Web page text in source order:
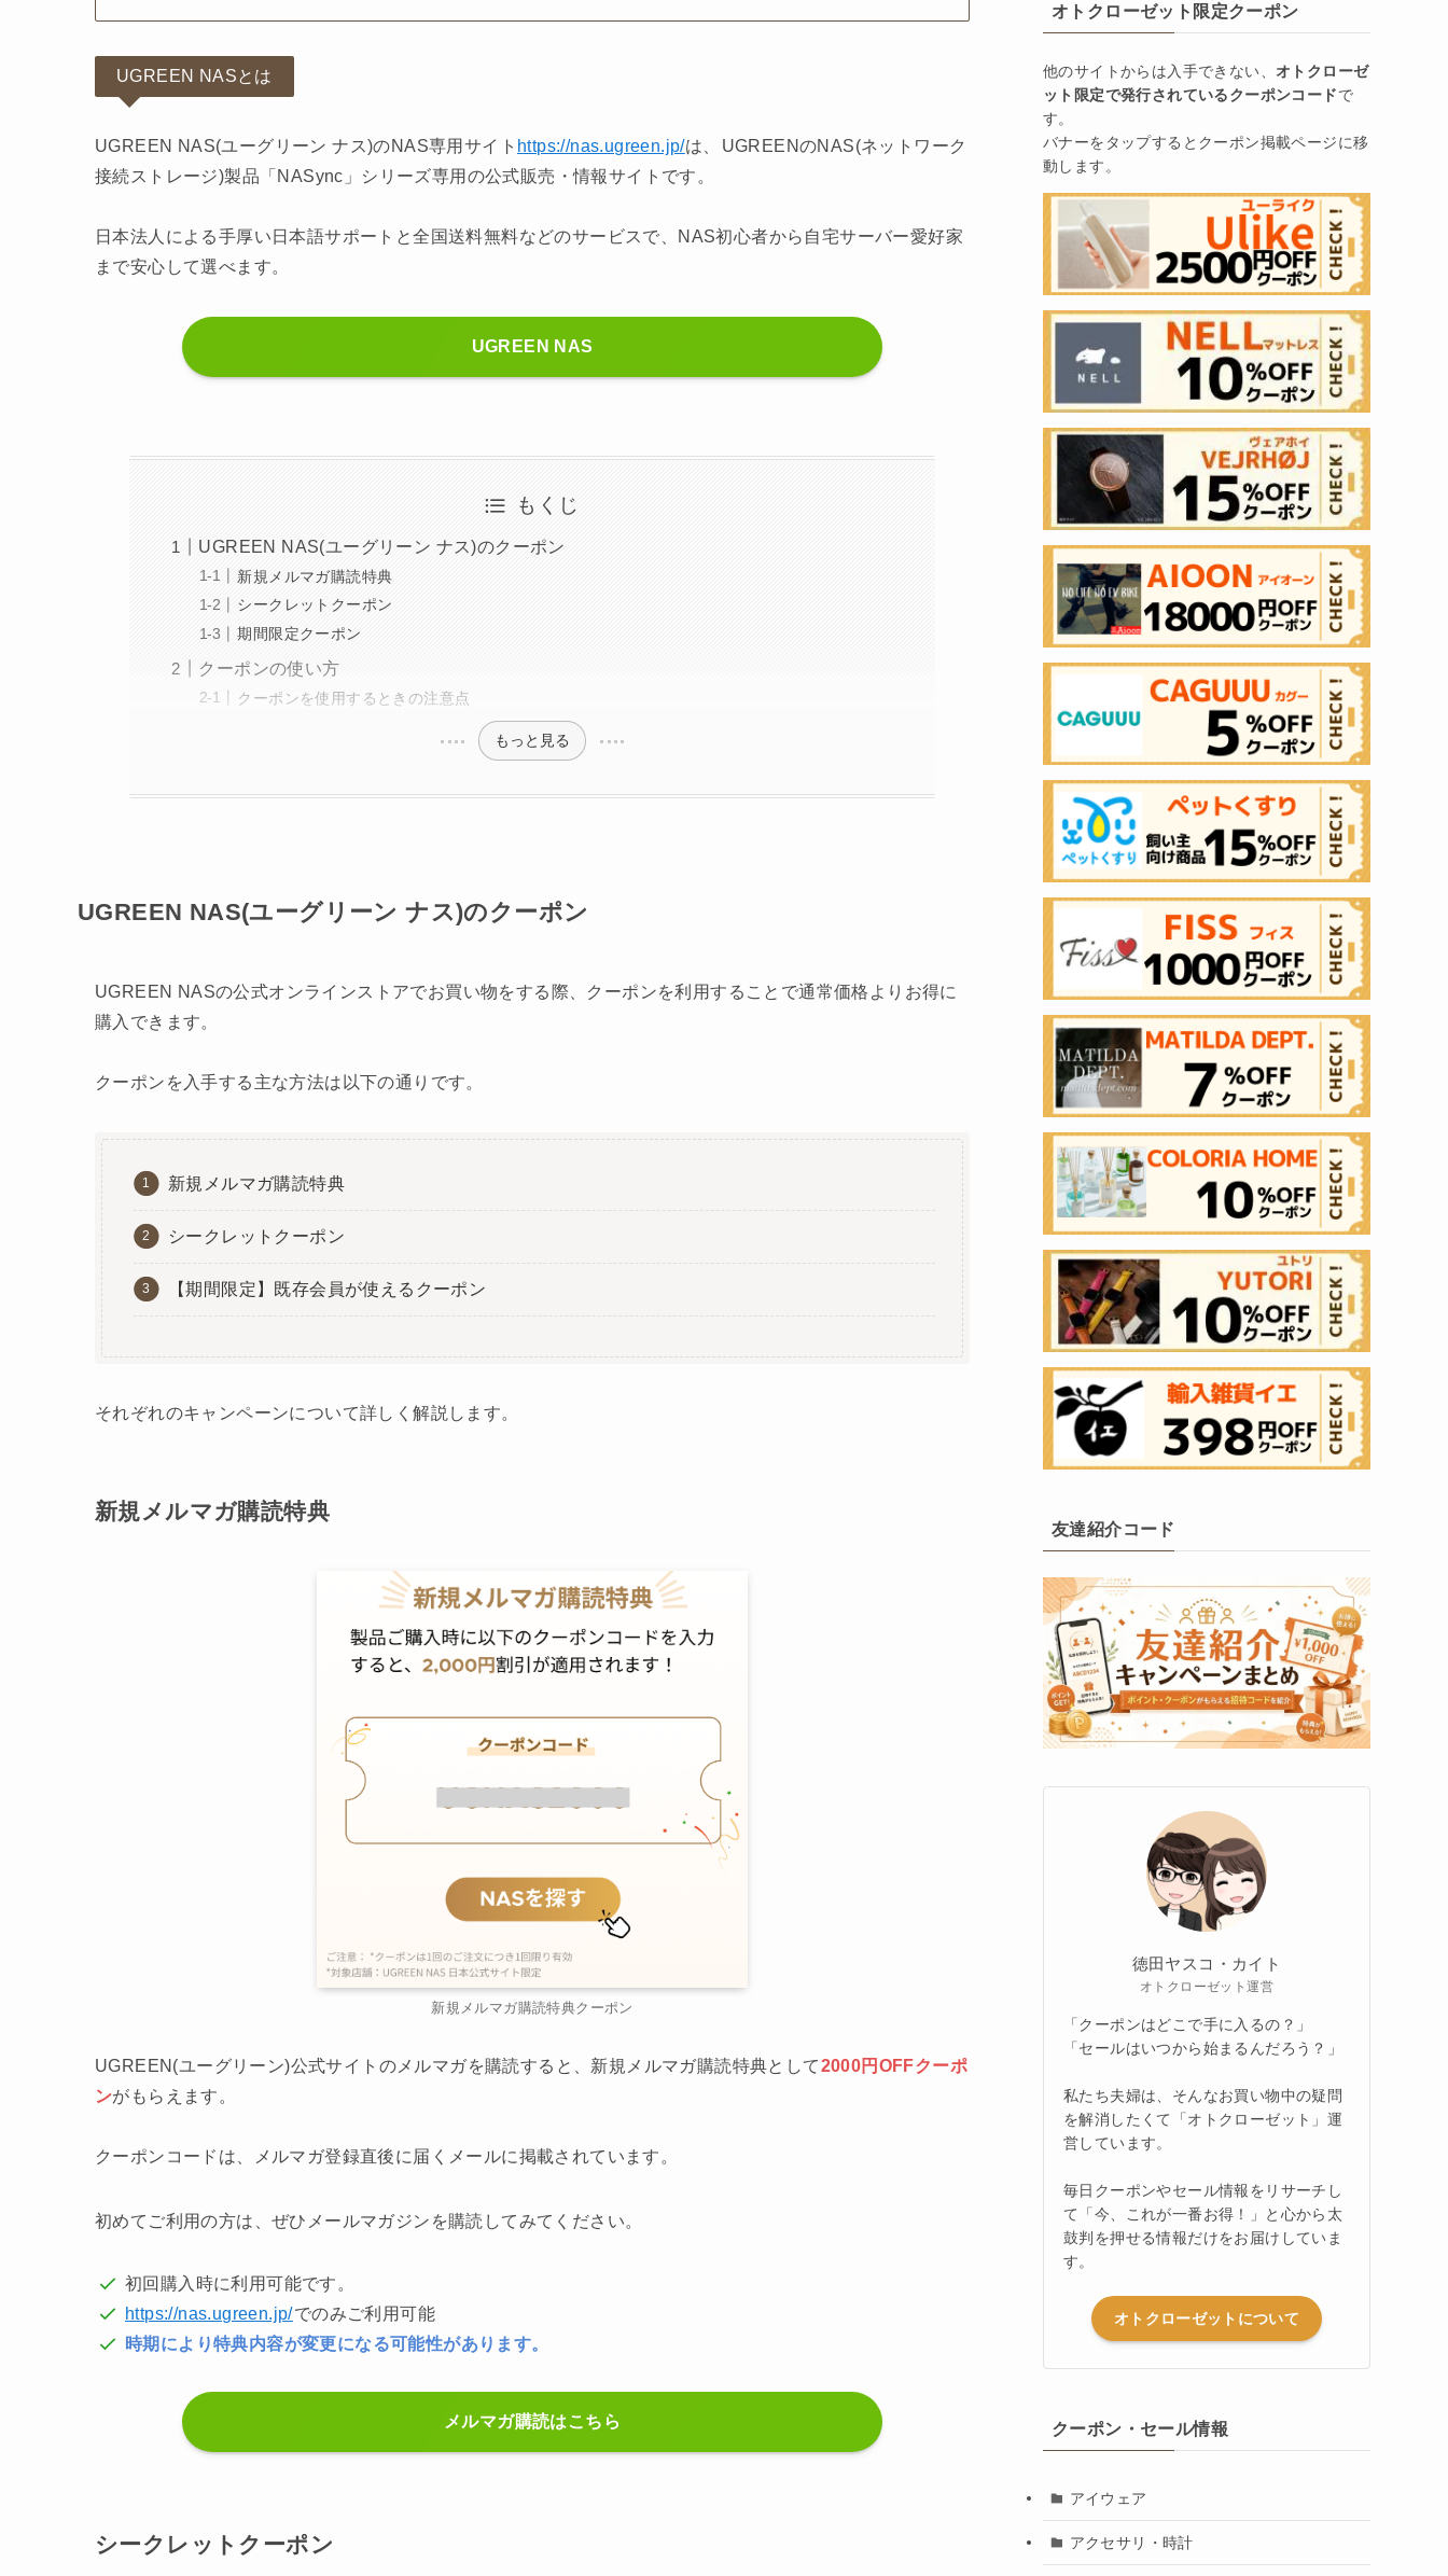
UGREEN NASとは
UGREEN NAS(ユーグリーン ナス)のNAS専用サイト https://nas.ugreen.jp/は、
UGREENのNAS(ネットワーク
接続ストレージ)製品「NASync」シリーズ専用の公式販売・情報サイトです。
日本法人による手厚い日本語サポートと全国送料無料などのサービスで、NAS初心者から自宅サーバー愛好家
まで安心して選べます。
UGREEN NAS
もくじ
UGREEN NAS(ユーグリーン ナス)のクーポン
新規メルマガ購読特典
シークレットクーポン
期間限定クーポン
クーポンの使い方
クーポンを使用するときの注意点
もっと見る
UGREEN NAS(ユーグリーン ナス)のクーポン
UGREEN NASの公式オンラインストアでお買い物をする際、クーポンを利用することで通常価格よりお得に
購入できます。
クーポンを入手する主な方法は以下の通りです。
新規メルマガ購読特典
シークレットクーポン
【期間限定】既存会員が使えるクーポン
それぞれのキャンペーンについて詳しく解説します。
新規メルマガ購読特典
新規メルマガ購読特典クーポン
UGREEN(ユーグリーン)公式サイトのメルマガを購読すると、新規メルマガ購読特典として2000円OFFクーポ
ンがもらえます。
クーポンコードは、メルマガ登録直後に届くメールに掲載されています。
初めてご利用の方は、ぜひメールマガジンを購読してみてください。
初回購入時に利用可能です。
https://nas.ugreen.jp/でのみご利用可能
時期により特典内容が変更になる可能性があります。
メルマガ購読はこちら
シークレットクーポン
オトクローゼット限定クーポン
他のサイトからは入手できない、 オトクローゼ
ット限定で発行されているクーポンコードで
す。
バナーをタップするとクーポン掲載ページに移
動します。
友達紹介コード
徳田ヤスコ・カイト
オトクローゼット運営
「クーポンはどこで手に入るの？」
「セールはいつから始まるんだろう？」
私たち夫婦は、そんなお買い物中の疑問
を解消したくて「オトクローゼット」運
営しています。
毎日クーポンやセール情報をリサーチし
て「今、これが一番お得！」と心から太
鼓判を押せる情報だけをお届けしていま
す。
オトクローゼットについて
クーポン・セール情報
アイウェア
アクセサリ・時計